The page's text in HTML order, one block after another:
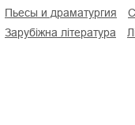
пьесы и драматургия
зарубіжна література